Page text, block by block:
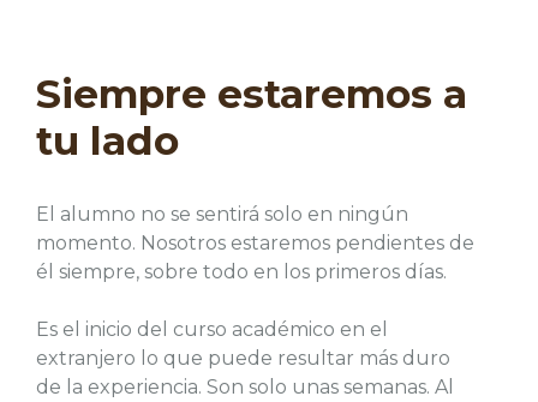
Siempre estaremos a
tu lado
El alumno no se sentirá solo en ningún
momento. Nosotros estaremos pendientes de
él siempre, sobre todo en los primeros días.
Es el inicio del curso académico en el
extranjero lo que puede resultar más duro
de la experiencia. Son solo unas semanas. Al